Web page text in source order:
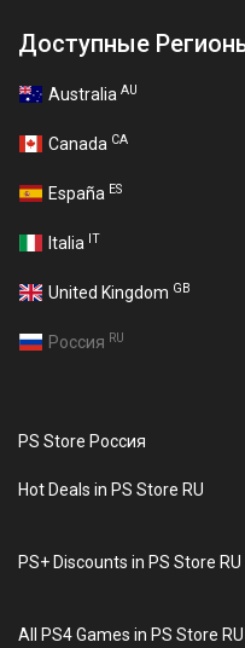
Доступные
Australia AU
Canada CA
España ES
Italia IT
United Kingdom GB
Россия RU
PS Store Россия
Hot Deals in PS Store RU
PS+ Discounts in PS Store RU
All PS4 Games in PS Store RU